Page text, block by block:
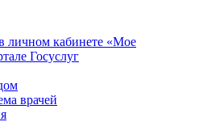
личном кабинете «Мое
Госуслуг
врачей